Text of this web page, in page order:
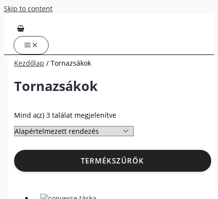
Skip to content
Kezdőlap / Tornazsákok
Tornazsákok
Mind a(z) 3 találat megjelenítve
TERMÉKSZŰRŐK